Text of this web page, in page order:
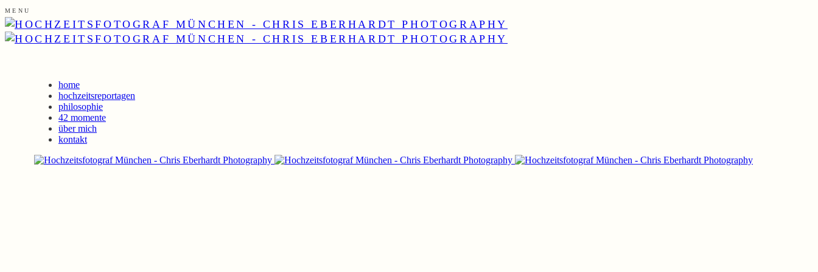
MENU
home
hochzeitsreportagen
philosophie
42 momente
über mich
kontakt